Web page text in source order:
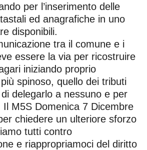
per l’inserimento delle
ed anagrafiche in uno
disponibili.
tra il comune e i
essere la via per ricostruire
iniziando proprio
spinoso, quello dei tributi
delegarlo a nessuno e per
Il M5S Domenica 7 Dicembre
chiedere un ulteriore sforzo
tutti contro
e riappropriamoci del diritto